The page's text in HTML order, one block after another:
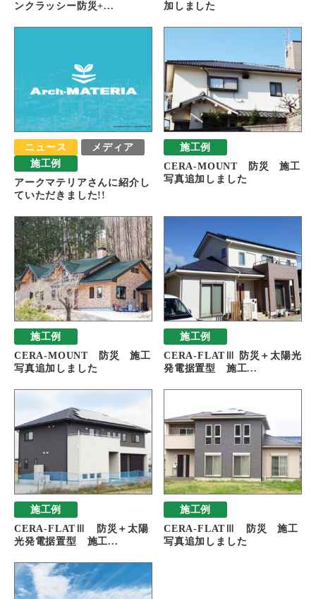
ンクラッシー防災+...
加しました
ニュース
メディア
施工例
アークマテリアさんに紹介し
ていただきました!!
施工例
CERA-MOUNT 防災 施工
写真追加しました
施工例
CERA-MOUNT 防災 施工
写真追加しました
施工例
CERA-FLATⅢ 防災＋太陽光
発電据置型 施工...
施工例
CERA-FLATⅢ 防災＋太陽
光発電据置型 施工...
施工例
CERA-FLATⅢ 防災 施工
写真追加しました